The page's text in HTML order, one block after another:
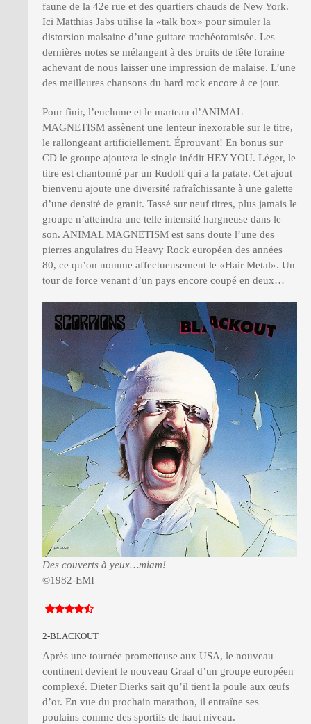
faune de la 42e rue et des quartiers chauds de New York.
Ici Matthias Jabs utilise la «talk box» pour simuler la
distorsion malsaine d’une guitare trachéotomisée. Les
dernières notes se mélangent à des bruits de fête foraine
achevant de nous laisser une impression de malaise. L’une
des meilleures chansons du hard rock encore à ce jour.
Pour finir, l’enclume et le marteau d’ANIMAL
MAGNETISM assènent une lenteur inexorable sur le titre,
le rallongeant artificiellement. Éprouvant! En bonus sur
CD le groupe ajoutera le single inédit HEY YOU. Léger, le
titre est chantonné par un Rudolf qui a la patate. Cet ajout
bienvenu ajoute une diversité rafraîchissante à une galette
d’une densité de granit. Tassé sur neuf titres, plus jamais le
groupe n’atteindra une telle intensité hargneuse dans le
son. ANIMAL MAGNETISM est sans doute l’une des
pierres angulaires du Heavy Rock européen des années
80, ce qu’on nomme affectueusement le «Hair Metal». Un
tour de force venant d’un pays encore coupé en deux…
Des couverts à yeux…miam!
©1982-EMI
2-BLACKOUT
Après une tournée prometteuse aux USA, le nouveau
continent devient le nouveau Graal d’un groupe européen
complexé. Dieter Dierks sait qu’il tient la poule aux œufs
d’or. En vue du prochain marathon, il entraîne ses
poulains comme des sportifs de haut niveau.